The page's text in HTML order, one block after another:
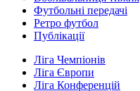
Футбольні передачі
Ретро футбол
Публікації
Ліга Чемпіонів
Ліга Європи
Ліга Конференцій